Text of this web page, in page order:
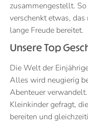
zusammengestellt.
verschenkt etwas,
lange Freude bereitet.
Unsere Top
Die Welt der
Alles wird neugierig
Abenteuer
Kleinkinder gefragt,
bereiten und